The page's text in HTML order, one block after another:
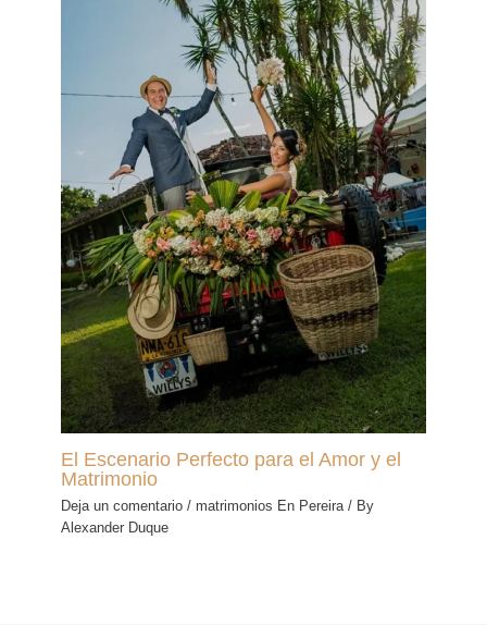
El Escenario Perfecto para el Amor y el
Matrimonio
Deja un comentario / matrimonios En Pereira / By
Alexander Duque